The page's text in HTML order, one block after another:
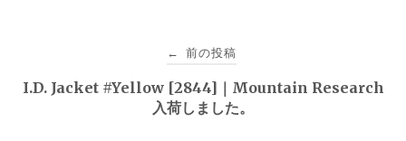
稿
← 前の投稿
I.D. Jacket #Yellow [2844]｜Mountain Research
入荷しました。